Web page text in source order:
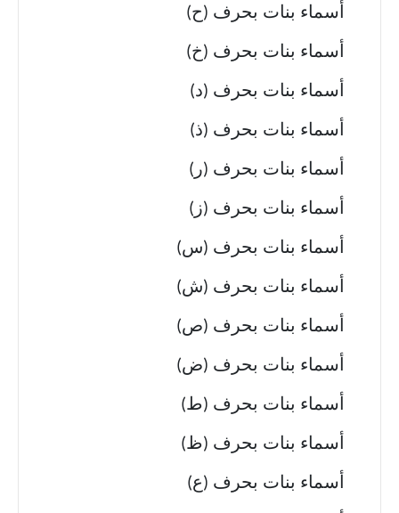
أسماء بنات بحرف (ح)
أسماء بنات بحرف (خ)
أسماء بنات بحرف (د)
أسماء بنات بحرف (ذ)
أسماء بنات بحرف (ر)
أسماء بنات بحرف (ز)
أسماء بنات بحرف (س)
أسماء بنات بحرف (ش)
أسماء بنات بحرف (ص)
أسماء بنات بحرف (ض)
أسماء بنات بحرف (ط)
أسماء بنات بحرف (ظ)
أسماء بنات بحرف (ع)